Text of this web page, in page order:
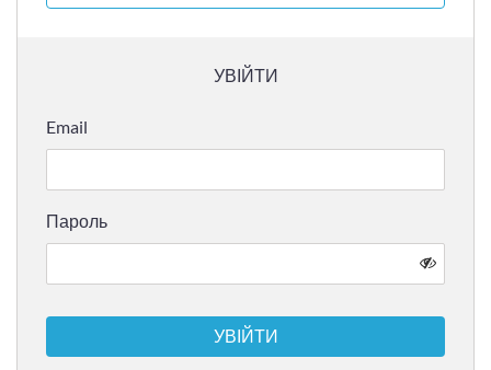
УВІЙТИ
Email
Пароль
УВІЙТИ